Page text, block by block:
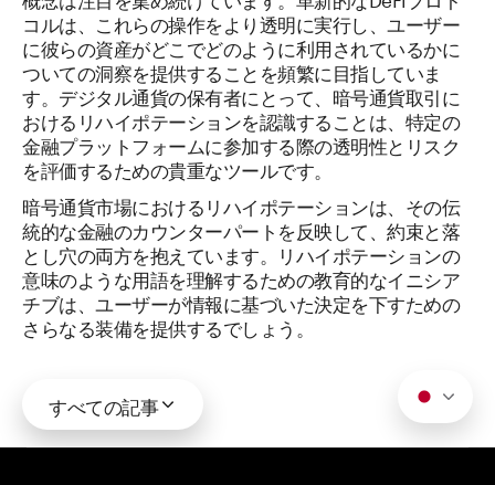
コルは、これらの操作をより透明に実行し、ユーザー
に彼らの資産がどこでどのように利用されているかに
ついての洞察を提供することを頻繁に目指していま
す。デジタル通貨の保有者にとって、暗号通貨取引に
おけるリハイポテーションを認識することは、特定の
金融プラットフォームに参加する際の透明性とリスク
を評価するための貴重なツールです。
暗号通貨市場におけるリハイポテーションは、その伝
統的な金融のカウンターパートを反映して、約束と落
とし穴の両方を抱えています。リハイポテーションの
意味のような用語を理解するための教育的なイニシア
チブは、ユーザーが情報に基づいた決定を下すための
さらなる装備を提供するでしょう。
すべての記事